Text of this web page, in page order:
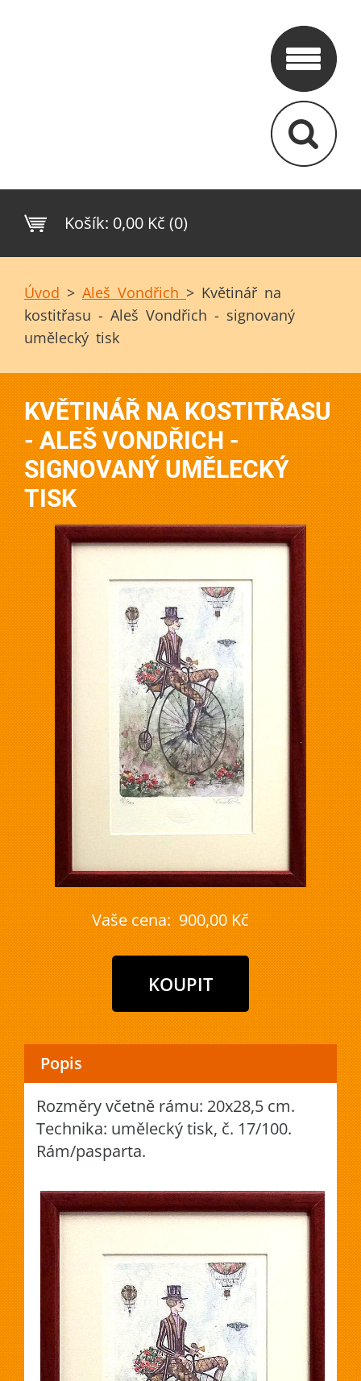
Košík: 0,00 Kč (0)
Úvod > Aleš Vondřich > Květinář na
kostitřasu - Aleš Vondřich - signovaný
umělecký tisk
KVĚTINÁŘ NA KOSTITŘASU
- ALEŠ VONDŘICH -
SIGNOVANÝ UMĚLECKÝ
TISK
Vaše cena: 900,00 Kč
Popis
Rozměry včetně rámu: 20x28,5 cm.
Technika: umělecký tisk, č. 17/100.
Rám/pasparta.